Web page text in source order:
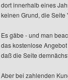
dort innerhalb eines
keinen Grund, die Seite
Es gäbe - und man
das kostenlose
daß die Seite
Aber bei zahlenden